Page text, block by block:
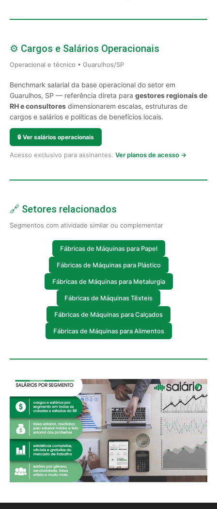
⚙️ Cargos e Salários Operacionais
Operacional e técnico • Guarulhos/SP
Benchmark salarial da base operacional do setor em
Guarulhos, SP — referência direta para gestores regionais de
RH e consultores dimensionarem escalas, estruturas de
cargos e salários e políticas de benefícios locais.
🔒 Ver salários operacionais
Acesso exclusivo para assinantes. Ver planos de acesso →
🔗 Setores relacionados
Segmentos com atividade similar ou complementar
Fábricas de Máquinas para Papel
Fábricas de Máquinas para Plástico
Fábricas de Máquinas para Metalurgia
Fábricas de Máquinas Têxteis
Fábricas de Máquinas para Calçados
Fábricas de Máquinas para Alimentos